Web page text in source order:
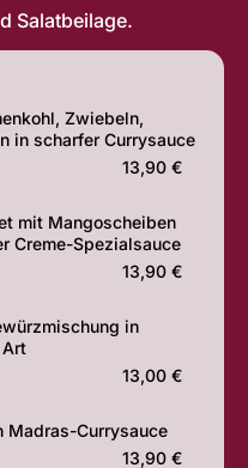
Salatbeilage.
Zwiebeln,
in scharfer Currysauce
13,90 €
mit Mangoscheiben
Creme-Spezialsauce
13,90 €
in
13,00 €
Madras-Currysauce
13,90 €